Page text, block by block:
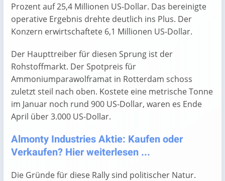
Prozent auf 25,4 Millionen US-Dollar. Das bereinigte
operative Ergebnis drehte deutlich ins Plus. Der
Konzern erwirtschaftete 6,1 Millionen US-Dollar.
Der Haupttreiber für diesen Sprung ist der
Rohstoffmarkt. Der Spotpreis für
Ammoniumparawolframat in Rotterdam schoss
zuletzt steil nach oben. Kostete eine metrische Tonne
im Januar noch rund 900 US-Dollar, waren es Ende
April über 3.000 US-Dollar.
Almonty Industries Aktie: Kaufen oder
Verkaufen? Hier weiterlesen ...
Die Gründe für diese Rally sind politischer Natur.